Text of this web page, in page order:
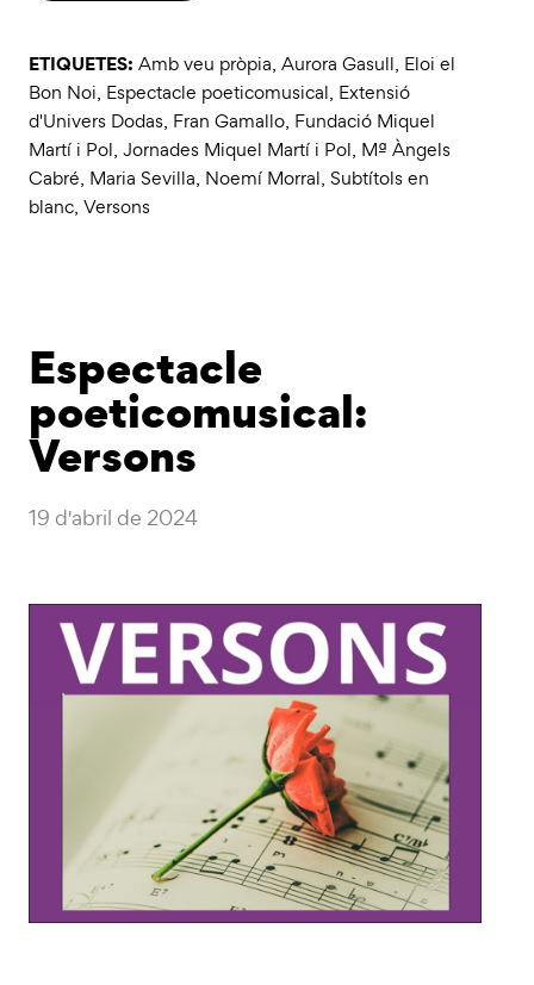
ETIQUETES: Amb veu pròpia, Aurora Gasull, Eloi el
Bon Noi, Espectacle poeticomusical, Extensió
d'Univers Dodas, Fran Gamallo, Fundació Miquel
Martí i Pol, Jornades Miquel Martí i Pol, Mª Àngels
Cabré, Maria Sevilla, Noemí Morral, Subtítols en
blanc, Versons
Espectacle
poeticomusical:
Versons
19 d'abril de 2024